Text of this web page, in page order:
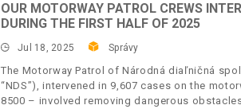
OUR MOTORWAY PATROL CREWS
DURING THE FIRST HALF OF 2025
Jul 18, 2025 Správy
The Motorway Patrol of Národná diaľničná
“NDS”), intervened in 9,607 cases on the
8500 – involved removing dangerous